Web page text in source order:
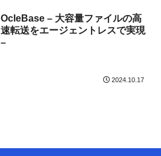
OcleBase – 大容量ファイルの高
速転送をエージェントレスで実現
–
2024.10.17